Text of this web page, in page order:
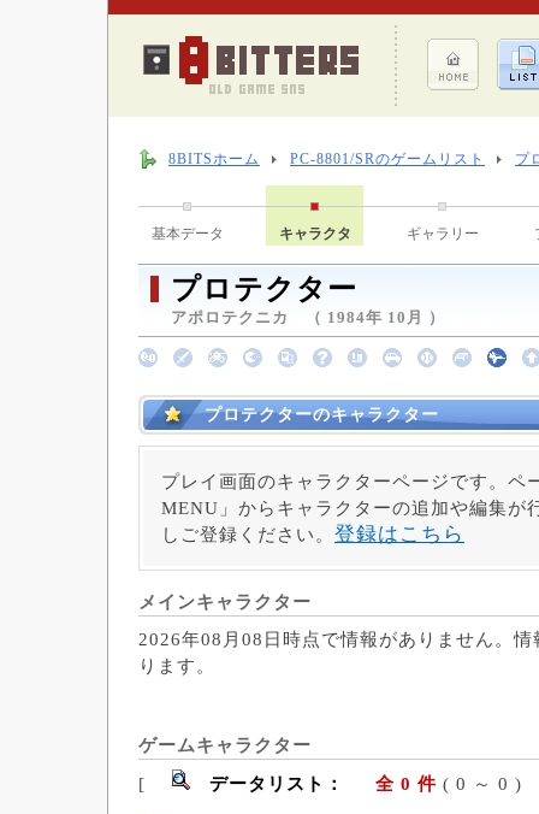
8BITSホーム PC-8801/SRのゲームリスト プ
基本データ キャラクタ ギャラリー
プロテクター
アポロテクニカ （ 1984年 10月 ）
プロテクターのキャラクター
プレイ画面のキャラクターページです。ペ
MENU」からキャラクターの追加や編集が
しご登録ください。 登録はこちら
メインキャラクター
2026年08月08日時点で情報がありません。
ります。
ゲームキャラクター
[
データリスト： 全 0 件 ( 0